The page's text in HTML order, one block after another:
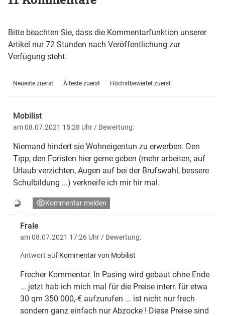
Bitte beachten Sie, dass die Kommentarfunktion unserer
Artikel nur 72 Stunden nach Veröffentlichung zur
Verfügung steht.
Neueste zuerst Älteste zuerst Höchstbewertet zuerst
Mobilist
am 08.07.2021 15:28 Uhr / Bewertung:
Niemand hindert sie Wohneigentun zu erwerben. Den
Tipp, den Foristen hier gerne geben (mehr arbeiten, auf
Urlaub verzichten, Augen auf bei der Brufswahl, bessere
Schulbildung ...) verkneife ich mir hir mal.
Kommentar melden
Frale
am 08.07.2021 17:26 Uhr / Bewertung:
Antwort auf Kommentar von Mobilist
Frecher Kommentar. In Pasing wird gebaut ohne Ende
... jetzt hab ich mich mal für die Preise interr. für etwa
30 qm 350 000,-€ aufzurufen ... ist nicht nur frech
sondern ganz einfach nur Abzocke ! Diese Preise sind